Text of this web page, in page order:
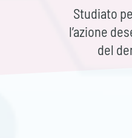
Studiato
l’azione
del